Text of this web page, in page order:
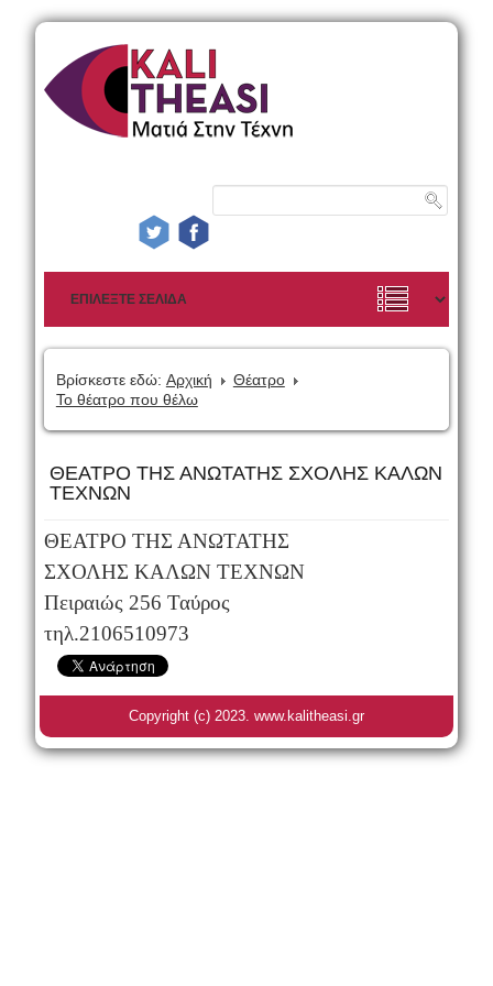
Βρίσκεστε εδώ: Αρχική
Θέατρο
Το θέατρο που θέλω
ΘΕΑΤΡΟ ΤΗΣ ΑΝΩΤΑΤΗΣ ΣΧΟΛΗΣ ΚΑΛΩΝ
ΤΕΧΝΩΝ
ΘΕΑΤΡΟ ΤΗΣ ΑΝΩΤΑΤΗΣ
ΣΧΟΛΗΣ ΚΑΛΩΝ ΤΕΧΝΩΝ
Πειραιώς 256 Ταύρος
τηλ.2106510973
Copyright (c) 2023. www.kalitheasi.gr